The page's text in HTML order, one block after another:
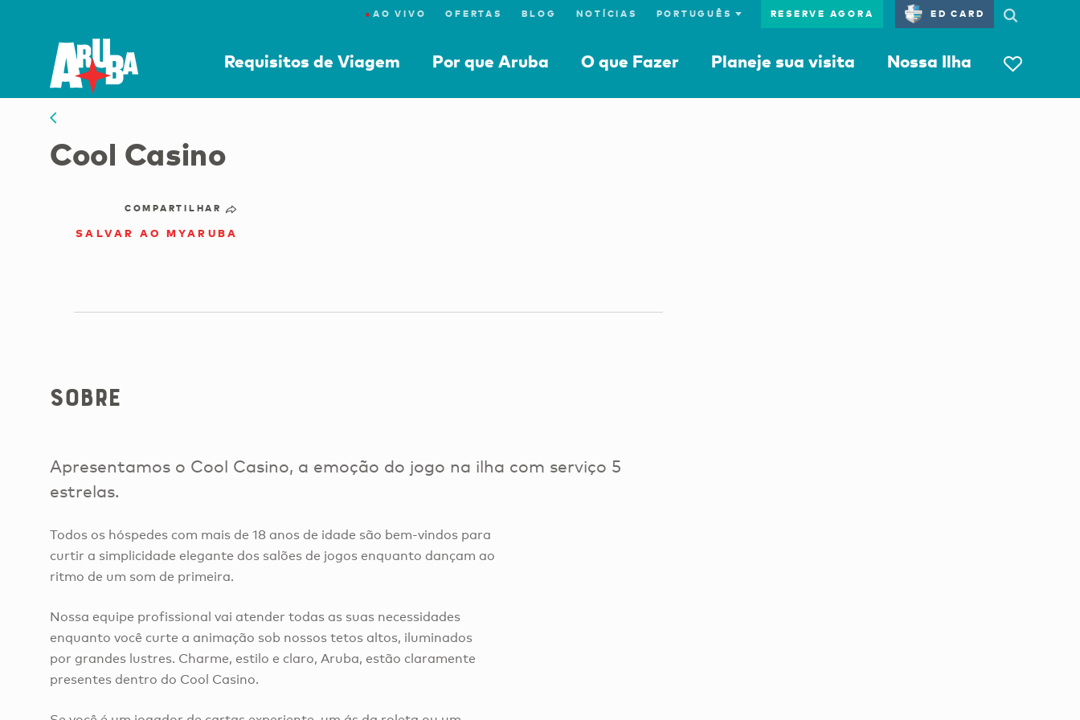
●AO VIVO OFERTAS BLOG NOTÍCIAS RESERVE AGORA ED CARD
Requisitos de Viagem Por que Aruba O que Fazer Planeje sua visita Nossa Ilha
Cool Casino
COMPARTILHAR
SALVAR AO MYARUBA
Sobre
Apresentamos o Cool Casino, a emoção do jogo na ilha com serviço 5
estrelas.
Todos os hóspedes com mais de 18 anos de idade são bem-vindos para
curtir a simplicidade elegante dos salões de jogos enquanto dançam ao
ritmo de um som de primeira.
Nossa equipe profissional vai atender todas as suas necessidades
enquanto você curte a animação sob nossos tetos altos, iluminados
por grandes lustres. Charme, estilo e claro, Aruba, estão claramente
presentes dentro do Cool Casino.